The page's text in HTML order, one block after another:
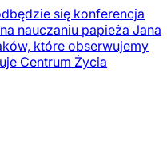
się konferencja
nauczaniu papieża Jana
które obserwujemy
Centrum Życia